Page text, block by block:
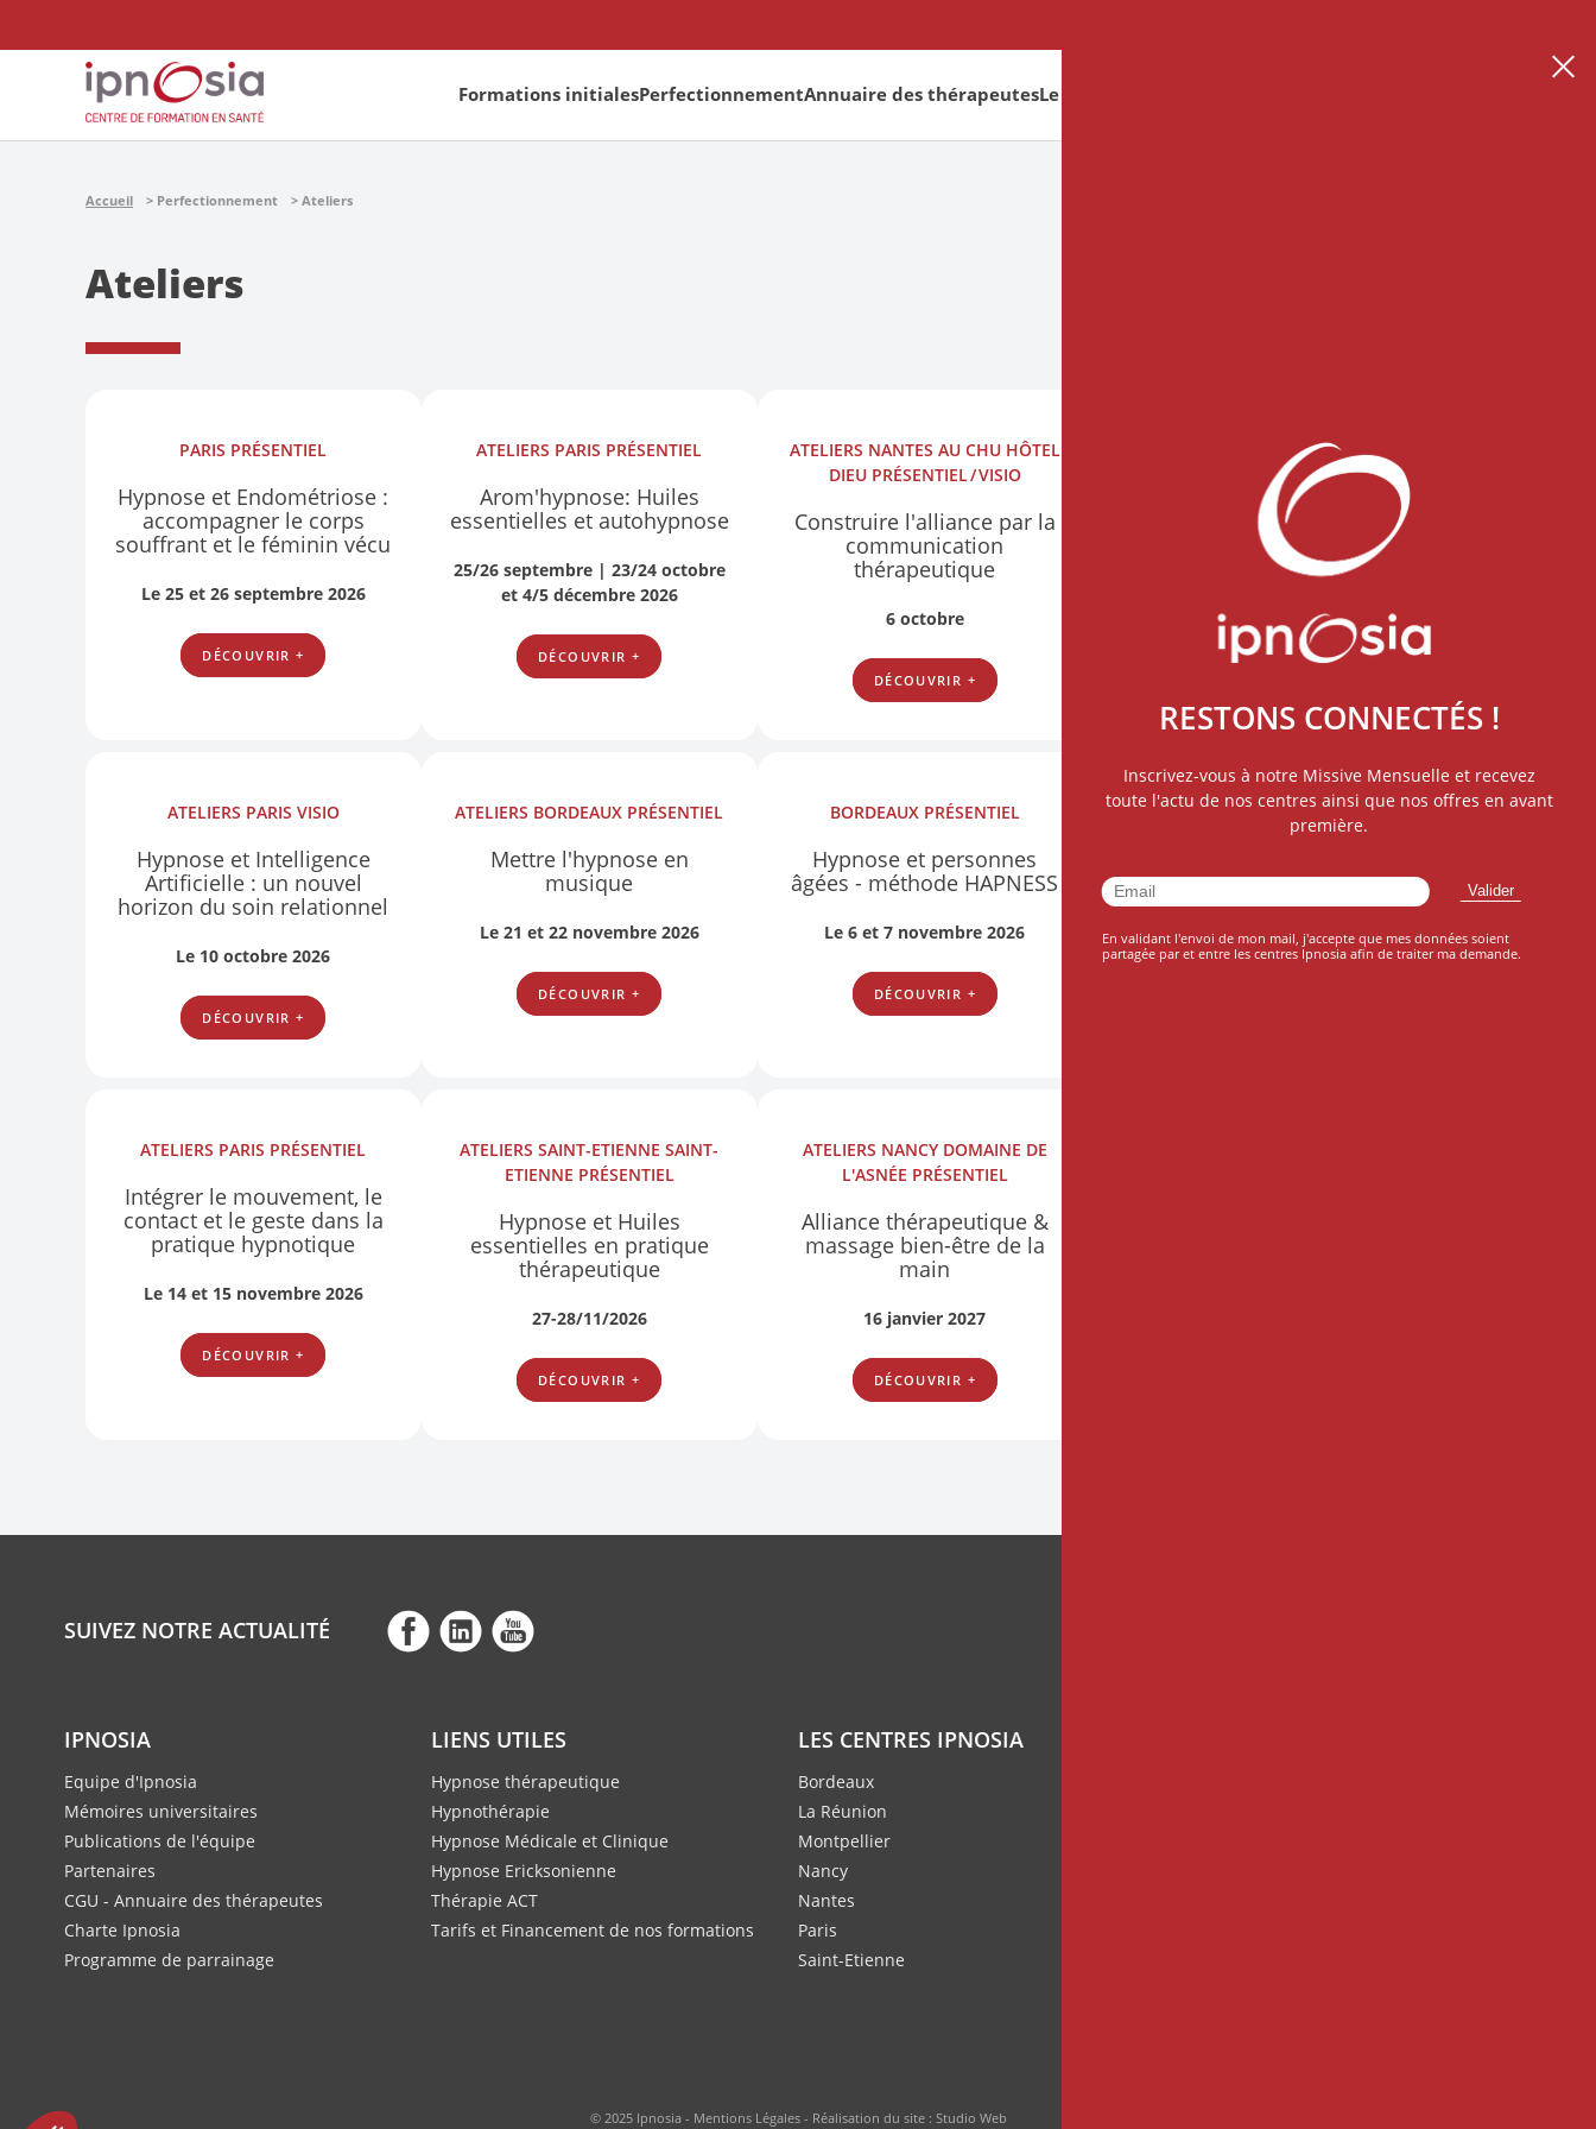
Formations initialesPerfectionnementAnnuaire des thérapeutesLe Blog
Accueil Perfectionnement Ateliers
Ateliers
PARIS PRÉSENTIEL
Hypnose et Endométriose :
accompagner le corps
souffrant et le féminin vécu
Le 25 et 26 septembre 2026
DÉCOUVRIR +
ATELIERS PARIS PRÉSENTIEL
Arom'hypnose: Huiles
essentielles et autohypnose
25/26 septembre | 23/24 octobre
et 4/5 décembre 2026
DÉCOUVRIR +
ATELIERS NANTES AU CHU HÔTEL
DIEU PRÉSENTIEL VISIO
Construire l'alliance par la
communication
thérapeutique
6 octobre
DÉCOUVRIR +
ATELIERS PARIS VISIO
Hypnose et Intelligence
Artificielle : un nouvel
horizon du soin relationnel
Le 10 octobre 2026
DÉCOUVRIR +
ATELIERS BORDEAUX PRÉSENTIEL
Mettre l'hypnose en
musique
Le 21 et 22 novembre 2026
DÉCOUVRIR +
BORDEAUX PRÉSENTIEL
Hypnose et personnes
âgées - méthode HAPNESS
Le 6 et 7 novembre 2026
DÉCOUVRIR +
ATELIERS PARIS PRÉSENTIEL
Intégrer le mouvement, le
contact et le geste dans la
pratique hypnotique
Le 14 et 15 novembre 2026
DÉCOUVRIR +
ATELIERSSAINT-ETIENNE SAINT-
ETIENNE PRÉSENTIEL
Hypnose et Huiles
essentielles en pratique
thérapeutique
27-28/11/2026
DÉCOUVRIR +
ATELIERS NANCY DOMAINE DE
L'ASNÉE PRÉSENTIEL
Alliance thérapeutique &
massage bien-être de la
main
16 janvier 2027
DÉCOUVRIR +
SUIVEZ NOTRE ACTUALITÉ
IPNOSIA
Equipe d'Ipnosia
Mémoires universitaires
Publications de l'équipe
Partenaires
CGU - Annuaire des thérapeutes
Charte Ipnosia
Programme de parrainage
LIENS UTILES
Hypnose thérapeutique
Hypnothérapie
Hypnose Médicale et Clinique
Hypnose Ericksonienne
Thérapie ACT
Tarifs et Financement de nos formations
LES CENTRES IPNOSIA
Bordeaux
La Réunion
Montpellier
Nancy
Nantes
Paris
Saint-Etienne
© 2025 Ipnosia - Mentions Légales- Réalisation du site : Studio Web
RESTONS CONNECTÉS !
Inscrivez-vous à notre Missive Mensuelle et recevez
toute l'actu de nos centres ainsi que nos offres en avant
première.
En validant l'envoi de mon mail, j'accepte que mes données soient
partagée par et entre les centres Ipnosia afin de traiter ma demande.